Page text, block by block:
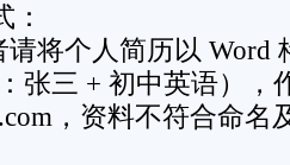
请将个人简历以 Word
张三 + 初中英语），
，资料不符合命名